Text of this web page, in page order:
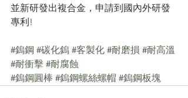
並新研發出複合金，申請到國內外研發
專利!
#鎢鋼 #碳化鎢 #客製化 #耐磨損 #耐高溫
#耐衝擊 #耐腐蝕
#鎢鋼圓棒 #鎢鋼螺絲螺帽 #鎢鋼板塊